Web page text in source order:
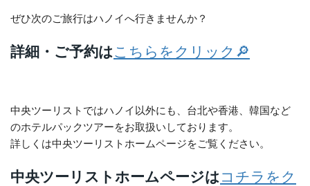
ぜひ次のご旅行はハノイへ行きませんか？
詳細・ご予約はこちらをクリック🔎
中央ツーリストではハノイ以外にも、台北や香港、韓国など
のホテルパックツアーをお取扱いしております。
詳しくは中央ツーリストホームページをご覧ください。
中央ツーリストホームページはコチラをク